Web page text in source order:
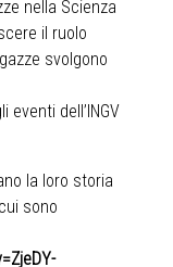
nella Scienza
il ruolo
svolgono
eventi dell’INGV
la loro storia
sono